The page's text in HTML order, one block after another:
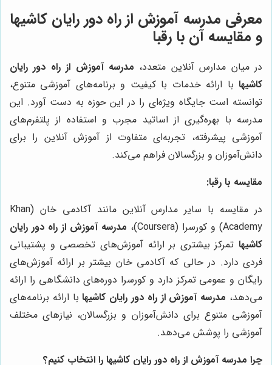
معرفی مدرسه آموزش از راه دور رایان کاشیها
و مقایسه آن با رقبا
در میان مدارس آنلاین متعدد، مدرسه آموزش از راه دور رایان
کاشیها با ارائه خدمات با کیفیت و برنامه‌های آموزشی متنوع،
توانسته است جایگاه ویژه‌ای را در این حوزه به دست آورد. این
مدرسه با بهره‌گیری از اساتید مجرب و استفاده از پلتفرم‌های
آموزشی پیشرفته، تجربه‌ای متفاوت از آموزش آنلاین را برای
دانش‌آموزان و بزرگسالان فراهم می‌کند.
مقایسه با رقبا:
در مقایسه با سایر مدارس آنلاین مانند آکادمی خان (Khan
Academy) و کورسرا (Coursera)،
مدرسه آموزش از راه دور رایان
کاشیها تمرکز بیشتری بر ارائه آموزش‌های تخصصی و پشتیبانی
فردی دارد. در حالی که آکادمی خان بیشتر بر ارائه آموزش‌های
رایگان و عمومی تمرکز دارد و کورسرا دوره‌های دانشگاهی را ارائه
می‌دهد، مدرسه آموزش از راه دور رایان کاشیهابا ارائه برنامه‌های
آموزشی متنوع برای دانش‌آموزان و بزرگسالان، نیازهای مختلف
آموزشی را پوشش می‌دهد.
چرا مدرسه آموزش از راه دور رایان کاشیها را انتخاب کنیم؟